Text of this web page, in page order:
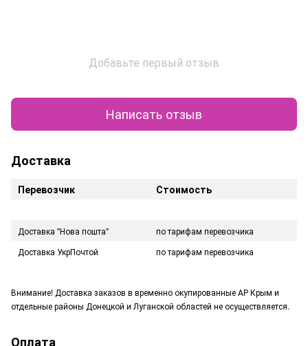
Добавьте первый отзыв
Написать отзыв
Доставка
Перевозчик Стоимость
Доставка "Нова пошта"
по тарифам перевозчика
Доставка УкрПочтой
по тарифам перевозчика
Внимание! Доставка заказов в временно окупированные АР Крым и
отдельные районы Донецкой и Луганской областей не осуществляется.
Оплата